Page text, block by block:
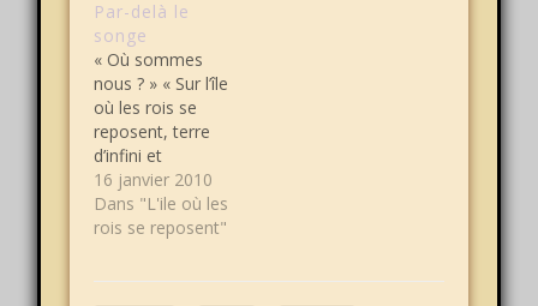
Par-delà le
songe
« Où sommes
nous ? » « Sur l’île
où les rois se
reposent, terre
d’infini et
d’impossible »
Ainsi répondit la
chenille sur un
Pourquoi se
16 janvier 2010
Dans "L'ile où les
rois se reposent"